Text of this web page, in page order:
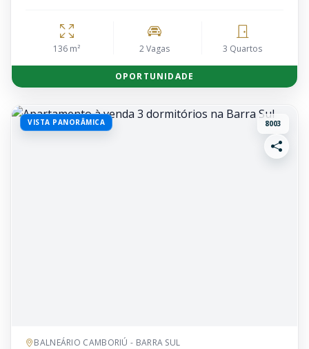
136 m² 2 Vagas 3 Quartos
OPORTUNIDADE
VISTA PANORÂMICA 8003
BALNEÁRIO CAMBORIÚ - BARRA SUL